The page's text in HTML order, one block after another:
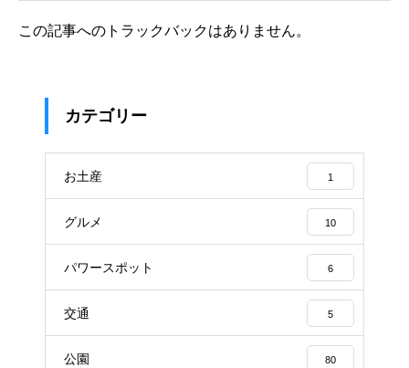
この記事へのトラックバックはありません。
カテゴリー
お土産 1
グルメ 10
パワースポット 6
交通 5
公園 80